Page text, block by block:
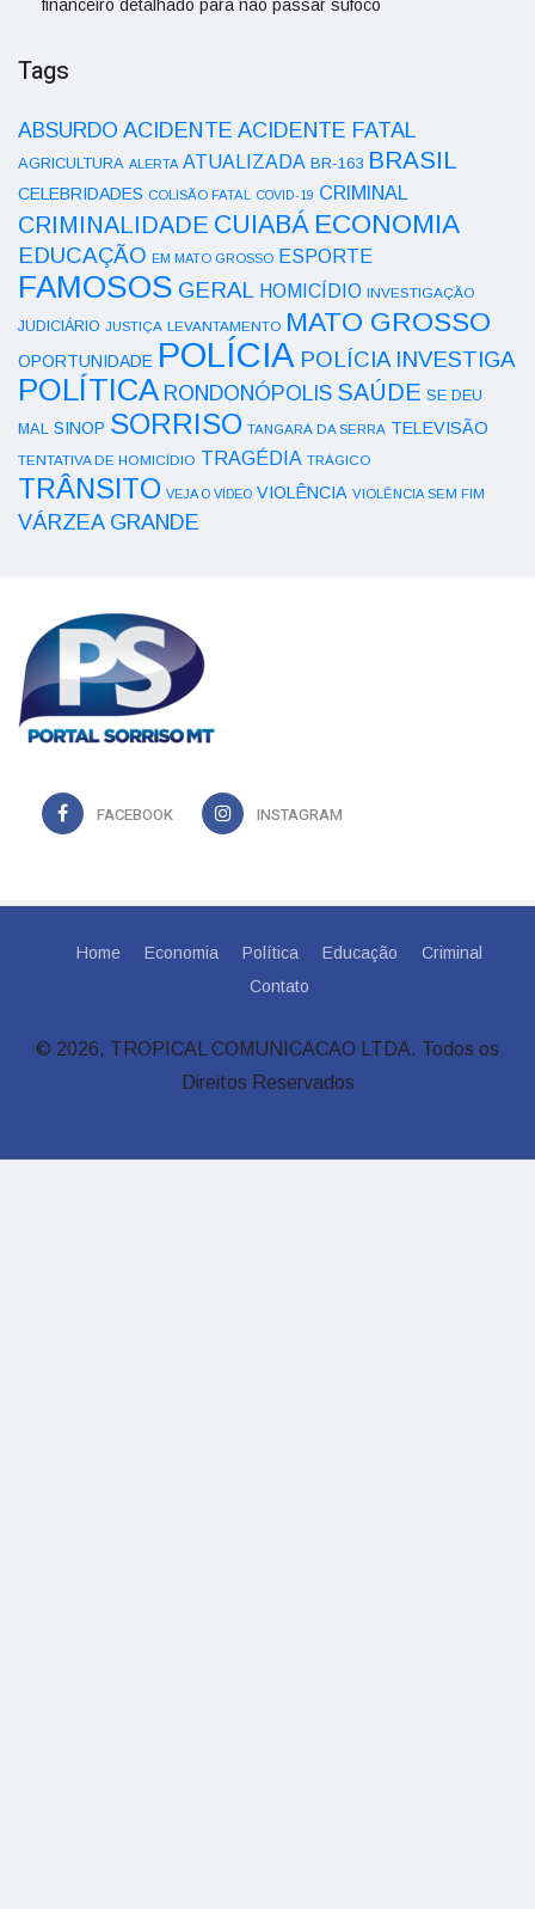
financeiro detalhado para não passar sufoco
Tags
ABSURDO ACIDENTE ACIDENTE FATAL
AGRICULTURA ALERTA ATUALIZADA BR-163 BRASIL
CELEBRIDADES COLISÃO FATAL COVID-19 CRIMINAL
CRIMINALIDADE CUIABÁ ECONOMIA
EDUCAÇÃO EM MATO GROSSO ESPORTE
FAMOSOS GERAL HOMICÍDIO INVESTIGAÇÃO
JUDICIÁRIO JUSTIÇA LEVANTAMENTO MATO GROSSO
OPORTUNIDADE POLÍCIA POLÍCIA INVESTIGA
POLÍTICA RONDONÓPOLIS SAÚDE SE DEU
MAL SINOP SORRISO TANGARÁ DA SERRA TELEVISÃO
TENTATIVA DE HOMICÍDIO TRAGÉDIA TRÁGICO
TRÂNSITO VEJA O VÍDEO VIOLÊNCIA VIOLÊNCIA SEM FIM
VÁRZEA GRANDE
FACEBOOK INSTAGRAM
Home Economia Política Educação
Criminal
Contato
© 2026, TROPICAL COMUNICACAO LTDA. Todos os
Direitos Reservados